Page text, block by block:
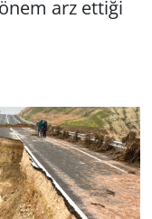
arz ettiği